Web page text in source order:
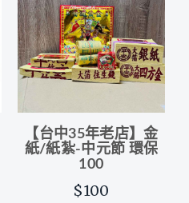
【台中35年老店】金
紙/紙紮-中元節 環保
100
$100